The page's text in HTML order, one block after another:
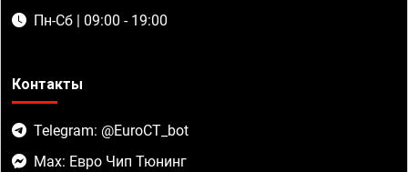
Пн-Сб | 09:00 - 19:00
Контакты
Telegram: @EuroCT_bot
Max: Евро Чип Тюнинг